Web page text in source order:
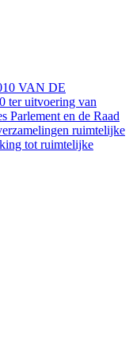
VAN DE
ter uitvoering van
Parlement en de Raad
ruimtelijke
tot ruimtelijke